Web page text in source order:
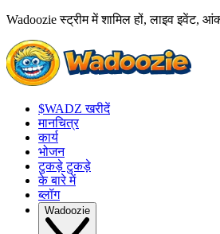
Wadoozie स्ट्रीम में शामिल हों, लाइव इवेंट,
$WADZ खरीदें
मानचित्र
कार्य
भोजन
टुकड़े टुकड़े
के बारे में
ब्लॉग
Wadoozie